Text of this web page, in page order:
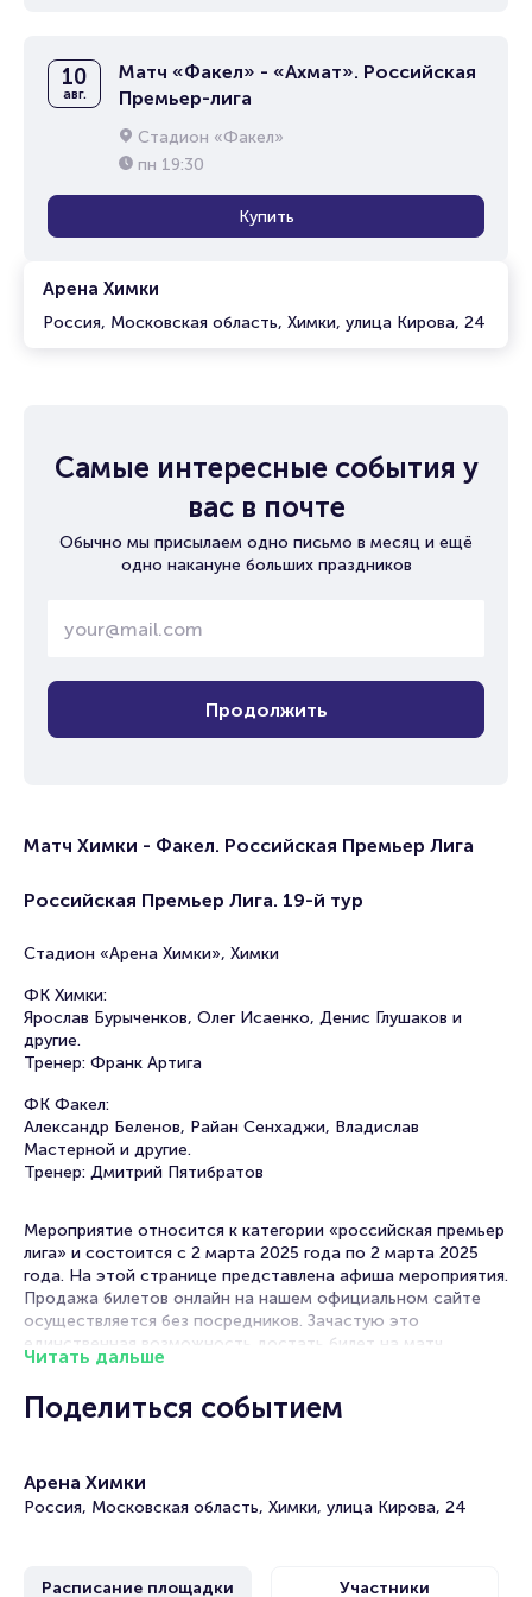
Арена Химки
Россия, Московская область, Химки, улица Кирова, 24
10
авг.
Матч «Факел» - «Ахмат». Российская
Премьер-лига
Стадион «Факел»
пн 19:30
Купить
Самые интересные события у
вас в почте
Обычно мы присылаем одно письмо в месяц и ещё
одно накануне больших праздников
Продолжить
Матч Химки - Факел. Российская Премьер Лига
Российская Премьер Лига. 19-й тур
Стадион «Арена Химки», Химки
ФК Химки:
Ярослав Бурыченков, Олег Исаенко, Денис Глушаков и
другие.
Тренер: Франк Артига
ФК Факел:
Александр Беленов, Райан Сенхаджи, Владислав
Мастерной и другие.
Тренер: Дмитрий Пятибратов
Мероприятие относится к категории «российская премьер
лига» и состоится с 2 марта 2025 года по 2 марта 2025
года. На этой странице представлена афиша мероприятия.
Продажа билетов онлайн на нашем официальном сайте
осуществляется без посредников. Зачастую это
единственная возможность достать билет на матч
Российской Премьер Лиги.
Билеты на матч Химки - Факел. Российская
Portalbilet – удобный и надежный сервис для покупки и
продажи билетов на мероприятия разного формата.
ваше имя занимает не более двух минут. Билеты на матч
Читать дальше
Поделиться событием
Арена Химки
Россия, Московская область, Химки, улица Кирова, 24
Расписание площадки Участники